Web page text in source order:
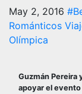
May 2, 2016
Románticos
Olímpica
Guzmán Pereira
apoyar el evento